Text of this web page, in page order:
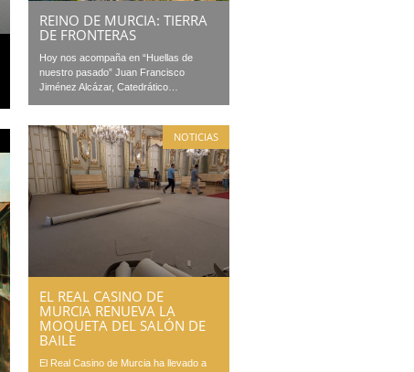
REINO DE MURCIA: TIERRA
DE FRONTERAS
Hoy nos acompaña en “Huellas de
nuestro pasado” Juan Francisco
Jiménez Alcázar, Catedrático…
NOTICIAS
EL REAL CASINO DE
MURCIA RENUEVA LA
MOQUETA DEL SALÓN DE
BAILE
El Real Casino de Murcia ha llevado a